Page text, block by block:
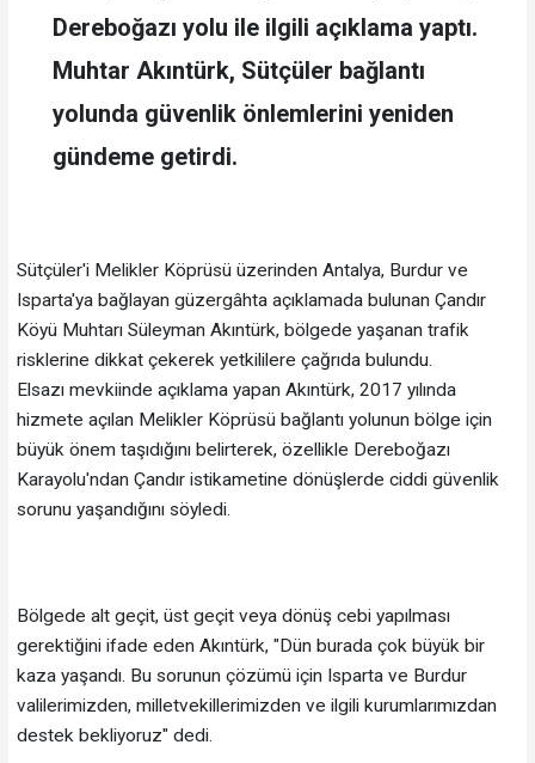
Dereboğazı yolu ile ilgili açıklama yaptı.
Muhtar Akıntürk, Sütçüler bağlantı
yolunda güvenlik önlemlerini yeniden
gündeme getirdi.
Sütçüler'i Melikler Köprüsü üzerinden Antalya, Burdur ve
Isparta'ya bağlayan güzergâhta açıklamada bulunan Çandır
Köyü Muhtarı Süleyman Akıntürk, bölgede yaşanan trafik
risklerine dikkat çekerek yetkililere çağrıda bulundu.
Elsazı mevkiinde açıklama yapan Akıntürk, 2017 yılında
hizmete açılan Melikler Köprüsü bağlantı yolunun bölge için
büyük önem taşıdığını belirterek, özellikle Dereboğazı
Karayolu'ndan Çandır istikametine dönüşlerde ciddi güvenlik
sorunu yaşandığını söyledi.
Bölgede alt geçit, üst geçit veya dönüş cebi yapılması
gerektiğini ifade eden Akıntürk, "Dün burada çok büyük bir
kaza yaşandı. Bu sorunun çözümü için Isparta ve Burdur
valilerimizden, milletvekillerimizden ve ilgili kurumlarımızdan
destek bekliyoruz" dedi.